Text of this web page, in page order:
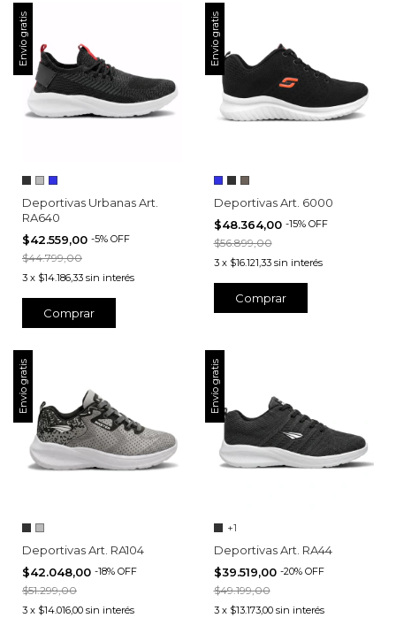
Envío gratis
Deportivas Urbanas Art.
RA640
$42.559,00 -5% OFF
$44.799,00
3 x $14.186,33 sin interés
Comprar
Envío gratis
Deportivas Art. 6000
$48.364,00 -15% OFF
$56.899,00
3 x $16.121,33 sin interés
Comprar
Envío gratis
Deportivas Art. RA104
$42.048,00 -18% OFF
$51.299,00
3 x $14.016,00 sin interés
Envío gratis
+1
Deportivas Art. RA44
$39.519,00 -20% OFF
$49.199,00
3 x $13.173,00 sin interés